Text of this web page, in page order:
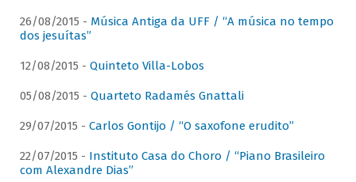
26/08/2015 - Música Antiga da UFF / “A música no tempo
dos jesuítas”
12/08/2015 - Quinteto Villa-Lobos
05/08/2015 - Quarteto Radamés Gnattali
29/07/2015 - Carlos Gontijo / “O saxofone erudito”
22/07/2015 - Instituto Casa do Choro / “Piano Brasileiro
com Alexandre Dias”